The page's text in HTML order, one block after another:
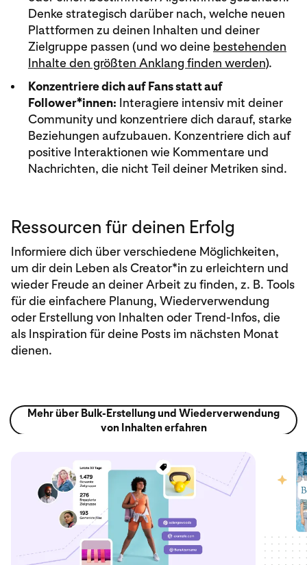
Denke strategisch darüber nach, welche neuen
Plattformen zu deinen Inhalten und deiner
Zielgruppe passen (und wo deine bestehenden
Inhalte den größten Anklang finden werden).
Konzentriere dich auf Fans statt auf
Follower*innen: Interagiere intensiv mit deiner
Community und konzentriere dich darauf, starke
Beziehungen aufzubauen. Konzentriere dich auf
positive Interaktionen wie Kommentare und
Nachrichten, die nicht Teil deiner Metriken sind.
Ressourcen für deinen Erfolg
Informiere dich über verschiedene Möglichkeiten,
um dir dein Leben als Creator*in zu erleichtern und
wieder Freude an deiner Arbeit zu finden, z. B. Tools
für die einfachere Planung, Wiederverwendung
oder Erstellung von Inhalten oder Trend-Infos, die
als Inspiration für deine Posts im nächsten Monat
dienen.
Mehr über Bulk-Erstellung und Wiederverwendung
von Inhalten erfahren